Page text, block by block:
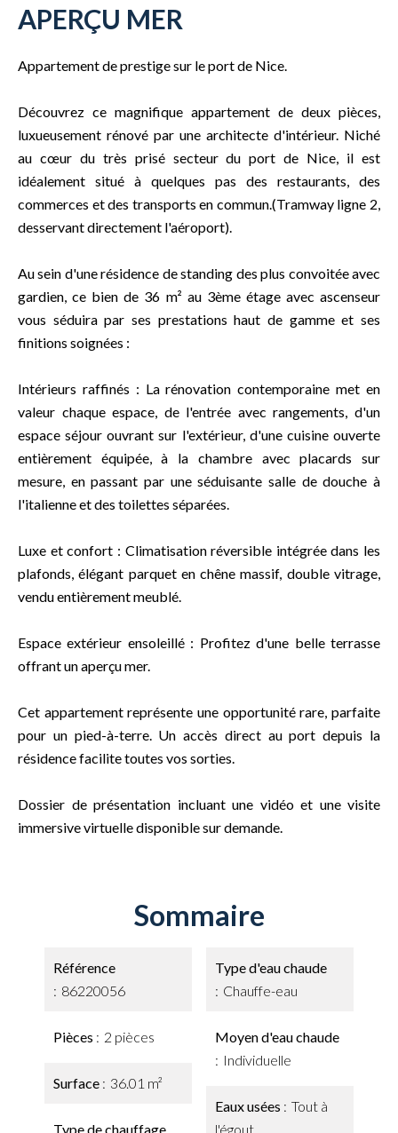
APERÇU MER
Appartement de prestige sur le port de Nice.
Découvrez ce magnifique appartement de deux pièces,
luxueusement rénové par une architecte d'intérieur. Niché
au cœur du très prisé secteur du port de Nice, il est
idéalement situé à quelques pas des restaurants, des
commerces et des transports en commun.(Tramway ligne 2,
desservant directement l'aéroport).
Au sein d'une résidence de standing des plus convoitée avec
gardien, ce bien de 36 m² au 3ème étage avec ascenseur
vous séduira par ses prestations haut de gamme et ses
finitions soignées :
Intérieurs raffinés : La rénovation contemporaine met en
valeur chaque espace, de l'entrée avec rangements, d'un
espace séjour ouvrant sur l'extérieur, d'une cuisine ouverte
entièrement équipée, à la chambre avec placards sur
mesure, en passant par une séduisante salle de douche à
l'italienne et des toilettes séparées.
Luxe et confort : Climatisation réversible intégrée dans les
plafonds, élégant parquet en chêne massif, double vitrage,
vendu entièrement meublé.
Espace extérieur ensoleillé : Profitez d'une belle terrasse
offrant un aperçu mer.
Cet appartement représente une opportunité rare, parfaite
pour un pied-à-terre. Un accès direct au port depuis la
résidence facilite toutes vos sorties.
Dossier de présentation incluant une vidéo et une visite
immersive virtuelle disponible sur demande.
Sommaire
Référence
86220056
Pièces 2 pièces
Surface 36.01 m²
Type de chauffage
Type d'eau chaude
Chauffe-eau
Moyen d'eau chaude
Individuelle
Eaux usées
Tout à
l'égout